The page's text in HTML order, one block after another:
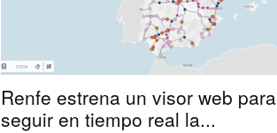
Renfe estrena un visor web para
seguir en tiempo real la...